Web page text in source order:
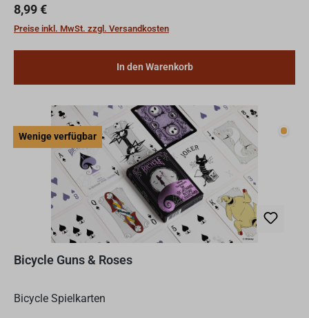
Herzen.
Regulärer Preis:
8,99 €
Preise inkl. MwSt. zzgl. Versandkosten
In den Warenkorb
Wenige verfügbar
Bicycle Guns & Roses
Bicycle Spielkarten